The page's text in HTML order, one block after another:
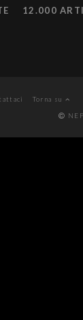
12.000
Torna su